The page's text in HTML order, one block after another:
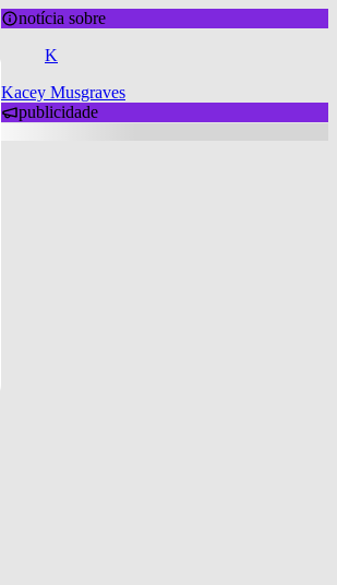
notícia sobre
K
Kacey Musgraves
publicidade